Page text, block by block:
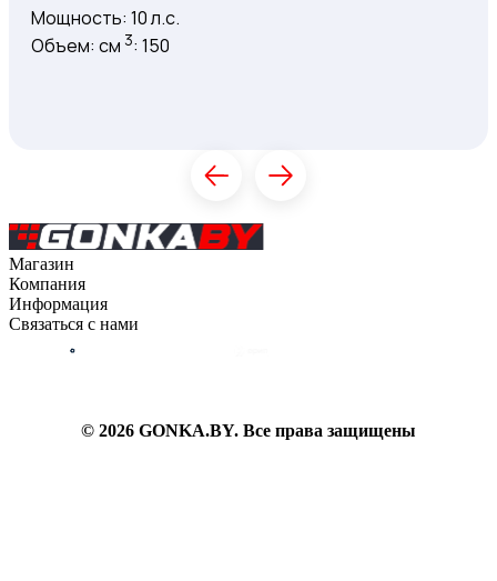
Мощность: 10 л.с.
Объем: см 3: 150
Магазин
Каталог
Компания
О компании
Информация
Связаться с нами
© 2026 GONKA.BY. Все права защищены